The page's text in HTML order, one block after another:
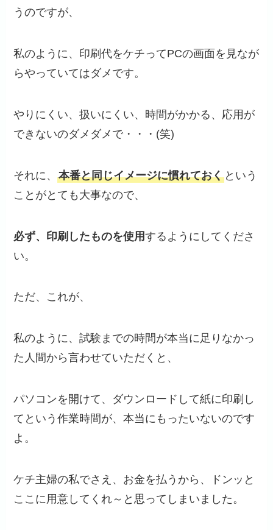
うのですが、
私のように、印刷代をケチってPCの画面を見なが
らやっていてはダメです。
やりにくい、扱いにくい、時間がかかる、応用が
できないのダメダメで・・・(笑)
それに、本番と同じイメージに慣れておく という
ことがとても大事なので、
必ず、印刷したものを使用するようにしてくださ
い。
ただ、これが、
私のように、試験までの時間が本当に足りなかっ
た人間から言わせていただくと、
パソコンを開けて、ダウンロードして紙に印刷し
てという作業時間が、本当にもったいないのです
よ。
ケチ主婦の私でさえ、お金を払うから、ドンッと
ここに用意してくれ～と思ってしまいました。